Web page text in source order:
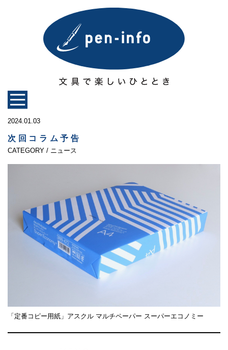
2024.01.03
次回コラム予告
CATEGORY / ニュース
「定番コピー用紙」アスクル マルチペーパー スーパーエコノミー